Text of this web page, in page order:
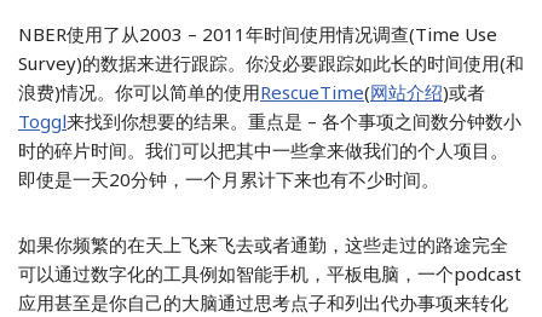
NBER使用了从2003 – 2011年时间使用情况调查(Time Use
Survey)的数据来进行跟踪。你没必要跟踪如此长的时间使用(和
浪费)情况。你可以简单的使用RescueTime(网站介绍)或者
Toggl来找到你想要的结果。重点是 – 各个事项之间数分钟数小
时的碎片时间。我们可以把其中一些拿来做我们的个人项目。
即使是一天20分钟，一个月累计下来也有不少时间。
如果你频繁的在天上飞来飞去或者通勤，这些走过的路途完全
可以通过数字化的工具例如智能手机，平板电脑，一个podcast
应用甚至是你自己的大脑通过思考点子和列出代办事项来转化